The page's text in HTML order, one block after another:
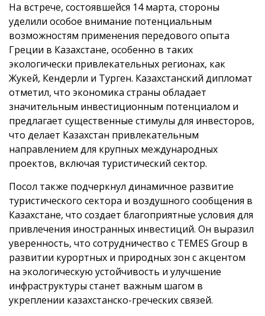
На встрече, состоявшейся 14 марта, стороны
уделили особое внимание потенциальным
возможностям применения передового опыта
Греции в Казахстане, особенно в таких
экологически привлекательных регионах, как
Жукей, Кендерли и Турген. Казахстанский дипломат
отметил, что экономика страны обладает
значительным инвестиционным потенциалом и
предлагает существенные стимулы для инвесторов,
что делает Казахстан привлекательным
направлением для крупных международных
проектов, включая туристический сектор.
Посол также подчеркнул динамичное развитие
туристического сектора и воздушного сообщения в
Казахстане, что создает благоприятные условия для
привлечения иностранных инвестиций. Он выразил
уверенность, что сотрудничество с TEMES Group в
развитии курортных и природных зон с акцентом
на экологическую устойчивость и улучшение
инфраструктуры станет важным шагом в
укреплении казахстанско-греческих связей.